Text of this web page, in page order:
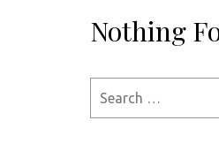
Nothing